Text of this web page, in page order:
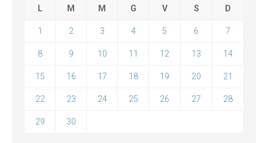
L M M G V S D
1 2 3 4 5 6 7
8 9 10 11 12 13 14
15 16 17 18 19 20 21
22 23 24 25 26 27 28
29 30